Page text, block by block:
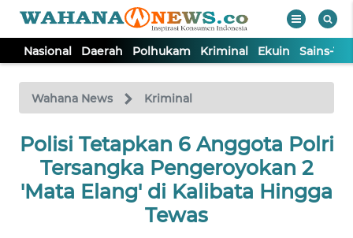
Nasional Daerah Polhukam Kriminal Ekuin Sains-
Wahana News Kriminal
Polisi Tetapkan 6 Anggota Polri
Tersangka Pengeroyokan 2
'Mata Elang' di Kalibata Hingga
Tewas
TV
Tutup
NASIONAL
DAERAH